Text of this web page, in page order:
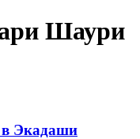
Шаури
в Экадаши